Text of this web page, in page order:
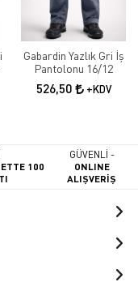
Gabardin Yazlık Gri İş
Pantolonu 16/12
526,50 +KDV
100
GÜVENLİ -
ONLINE
ALIŞVERİŞ